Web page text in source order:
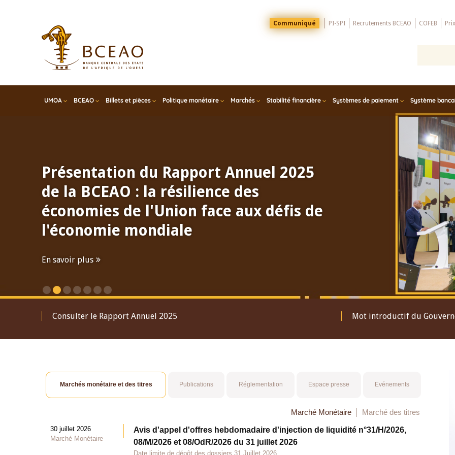
Menu
Top
Communiqué PI-SPI Recrutements BCEAO COFEB
UMOA BCEAO Billets et pièces Politique monétaire Marchés Stabilité financière Systèmes de paiement Système
Présentation du Rapport Annuel 2025
de la BCEAO : la résilience des
économies de l'Union face aux défis de
l'économie mondiale
En savoir plus
Consulter le Rapport Annuel 2025 Mot introductif du
Marchés monétaire et des titres Publications Réglementation Espace presse Evénements
Marché Monétaire Marché des titres
30 juillet 2026
Marché Monétaire
Avis d'appel d'offres hebdomadaire d'injection de liquidité n°31/H/2026,
08/M/2026 et 08/OdR/2026 du 31 juillet 2026
Date limite de dépôt des dossiers 31 Juillet 2026